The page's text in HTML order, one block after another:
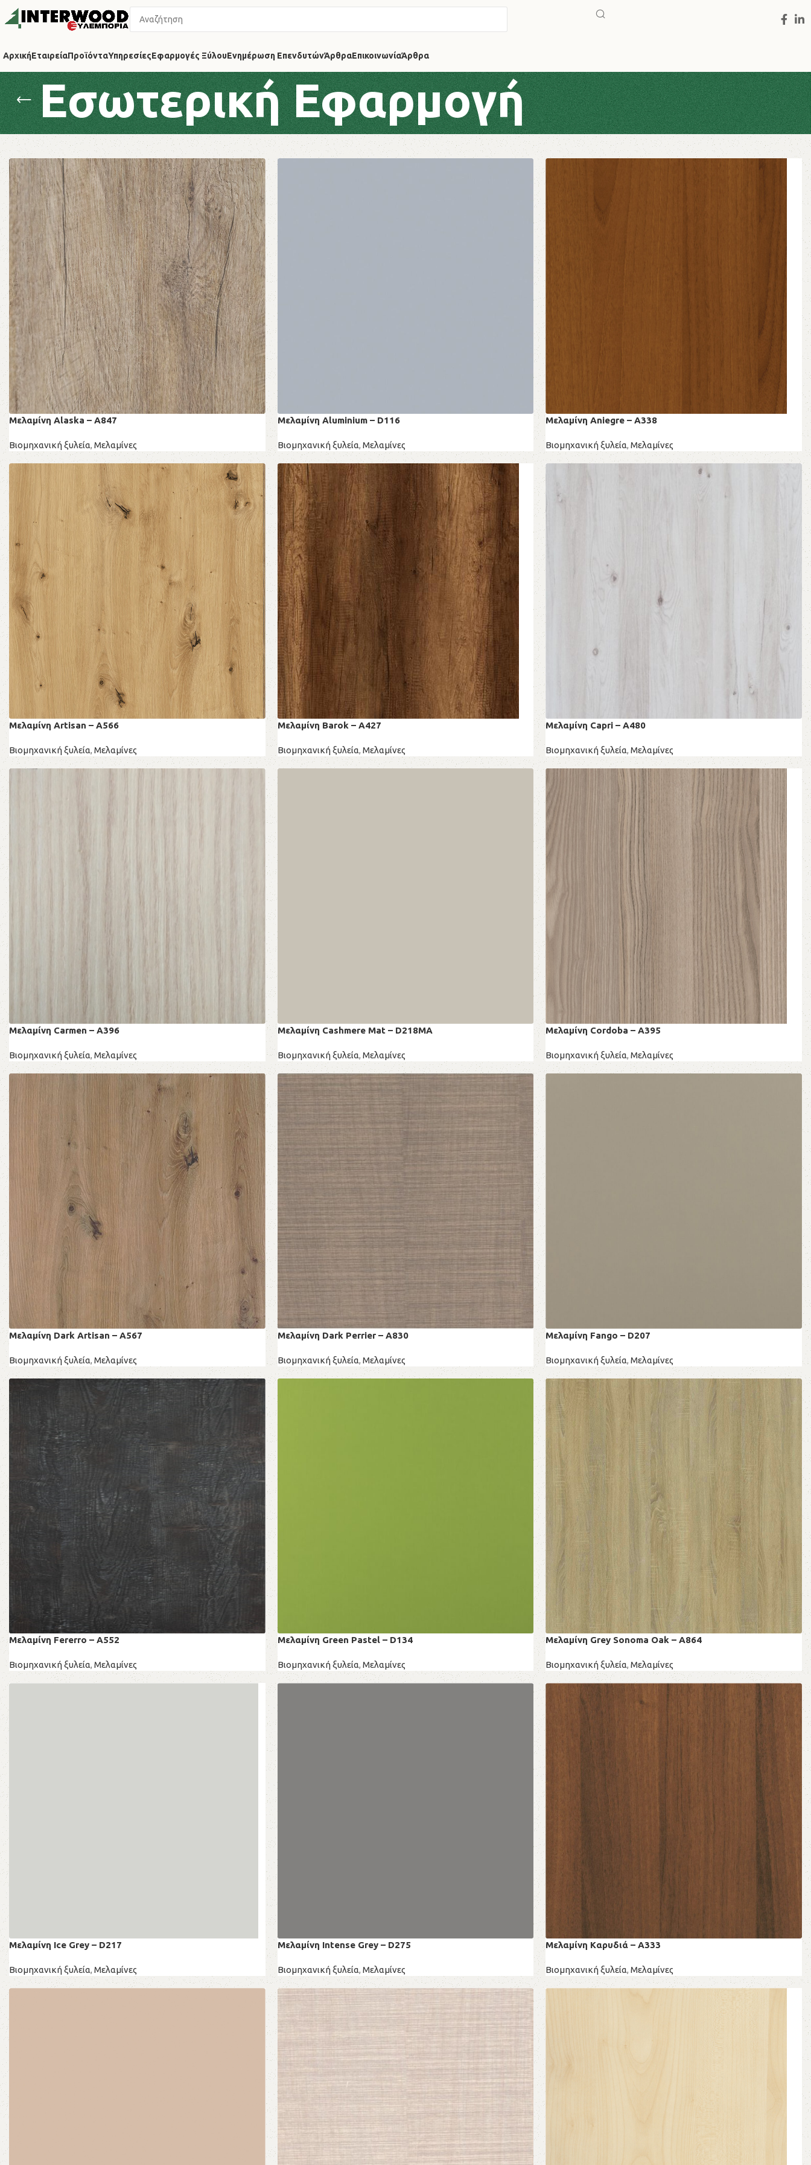
ΑρχικήΕταιρείαΠροϊόνταΥπηρεσίεςΕφαρμογές ΞύλουΕνημέρωση ΕπενδυτώνΆρθραΕπικοινωνίαΆρθρα
Εσωτερική Εφαρμογή
Μελαμίνη Alaska – A847
Βιομηχανική ξυλεία, Μελαμίνες
Μελαμίνη Aluminium – D116
Βιομηχανική ξυλεία, Μελαμίνες
Μελαμίνη Aniegre – A338
Βιομηχανική ξυλεία,Μελαμίνες
Μελαμίνη Artisan – A566
Βιομηχανική ξυλεία, Μελαμίνες
Μελαμίνη Barok – A427
Βιομηχανική ξυλεία, Μελαμίνες
Μελαμίνη Capri – A480
Βιομηχανική ξυλεία,Μελαμίνες
Μελαμίνη Carmen – A396
Βιομηχανική ξυλεία, Μελαμίνες
Μελαμίνη Cashmere Mat – D218MA
Βιομηχανική ξυλεία, Μελαμίνες
Μελαμίνη Cordoba – A395
Βιομηχανική ξυλεία,Μελαμίνες
Μελαμίνη Dark Artisan – A567
Βιομηχανική ξυλεία, Μελαμίνες
Μελαμίνη Dark Perrier – A830
Βιομηχανική ξυλεία, Μελαμίνες
Μελαμίνη Fango – D207
Βιομηχανική ξυλεία,Μελαμίνες
Μελαμίνη Fererro – A552
Βιομηχανική ξυλεία, Μελαμίνες
Μελαμίνη Green Pastel – D134
Βιομηχανική ξυλεία, Μελαμίνες
Μελαμίνη Grey Sonoma Oak – A864
Βιομηχανική ξυλεία,Μελαμίνες
Μελαμίνη Ice Grey – D217
Βιομηχανική ξυλεία, Μελαμίνες
Μελαμίνη Intense Grey – D275
Βιομηχανική ξυλεία, Μελαμίνες
Μελαμίνη Kαρυδιά – A333
Βιομηχανική ξυλεία,Μελαμίνες